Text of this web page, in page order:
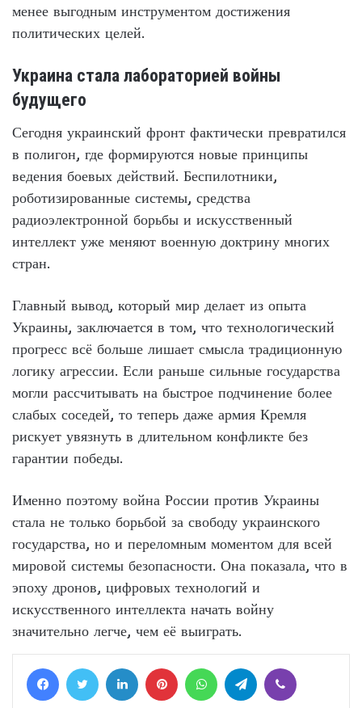
менее выгодным инструментом достижения
политических целей.
Украина стала лабораторией войны
будущего
Сегодня украинский фронт фактически превратился
в полигон, где формируются новые принципы
ведения боевых действий. Беспилотники,
роботизированные системы, средства
радиоэлектронной борьбы и искусственный
интеллект уже меняют военную доктрину многих
стран.
Главный вывод, который мир делает из опыта
Украины, заключается в том, что технологический
прогресс всё больше лишает смысла традиционную
логику агрессии. Если раньше сильные государства
могли рассчитывать на быстрое подчинение более
слабых соседей, то теперь даже армия Кремля
рискует увязнуть в длительном конфликте без
гарантии победы.
Именно поэтому война России против Украины
стала не только борьбой за свободу украинского
государства, но и переломным моментом для всей
мировой системы безопасности. Она показала, что в
эпоху дронов, цифровых технологий и
искусственного интеллекта начать войну
значительно легче, чем её выиграть.
FacebookTwitter LinkedIn Pinterest WhatsAppTelegram